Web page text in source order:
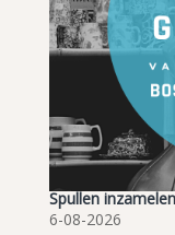
Spullen
6-08-2026